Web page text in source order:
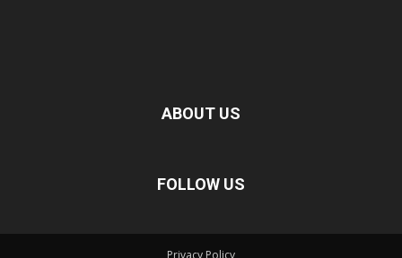
ABOUT US
FOLLOW US